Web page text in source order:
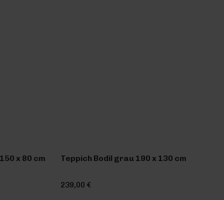
x 80 cm Teppich Bodil grau 190 x 130 cm
239,00 €